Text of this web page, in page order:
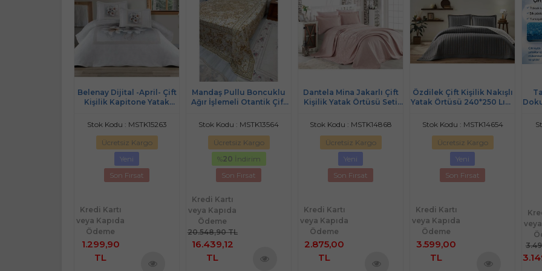
Belenay Dijital -April- Çift
Kişilik Kapitone Yatak
Stok Kodu : MSTK15263
Ücretsiz Kargo
Yeni
Son Fırsat
Kredi Kartı
veya Kapıda
Ödeme
1.299,90
TL
Mandaş Pullu Boncuklu
Ağır İşlemeli Otantik Çift
(240x270)-Gold
Stok Kodu : MSTK13564
Ücretsiz Kargo
%20 İndirim
Son Fırsat
Kredi Kartı
veya Kapıda
Ödeme
20.548,90 TL
16.439,12
TL
Dantela Mina Jakarlı Çift
Kişilik Yatak Örtüsü Seti
Stok Kodu : MSTK14868
Ücretsiz Kargo
Yeni
Son Fırsat
Kredi Kartı
veya Kapıda
Ödeme
2.875,00
TL
Özdilek Çift Kişilik Nakışlı
Yatak Örtüsü 240*250 Lıne
Stok Kodu : MSTK14654
Ücretsiz Kargo
Yeni
Son Fırsat
Kredi Kartı
veya Kapıda
Ödeme
3.599,00
TL